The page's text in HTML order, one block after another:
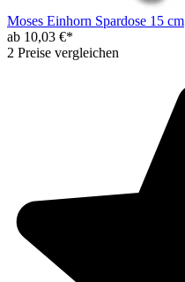
Moses Einhorn Spardose 15 cm
ab 10,03 €*
2 Preise vergleichen